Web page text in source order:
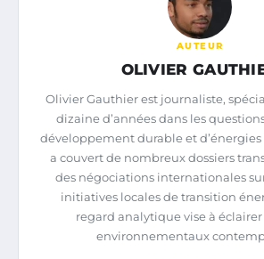
AUTEUR
OLIVIER
Olivier Gauthier est journaliste,
dizaine d’années dans les
développement durable et
a couvert de nombreux dossiers
des négociations internationales
initiatives locales de transition
regard analytique vise à
environnementaux